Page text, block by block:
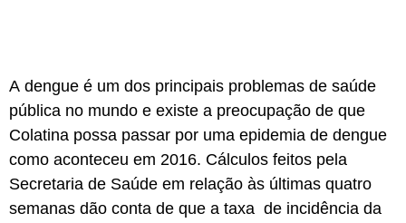
A dengue é um dos principais problemas de saúde
pública no mundo e existe a preocupação de que
Colatina possa passar por uma epidemia de dengue
como aconteceu em 2016. Cálculos feitos pela
Secretaria de Saúde em relação às últimas quatro
semanas dão conta de que a taxa de incidência da